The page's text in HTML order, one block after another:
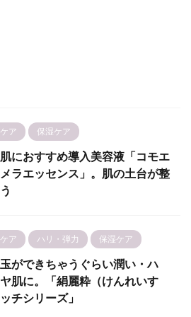
ア 保湿ケア
におすすめ導入美容液「コモエ
ラエッセンス」。肌の土台が整
ア ハリ・弾力 保湿ケア
ができちゃうぐらい潤い・ハ
肌に。「絹麗粋（けんれいす
チシリーズ」